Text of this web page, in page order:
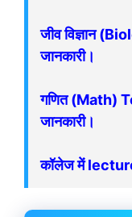
जीव विज्ञान (
जानकारी।
गणित (Math)
जानकारी।
कॉलेज में